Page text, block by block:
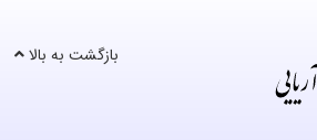
بازگشت به بالا